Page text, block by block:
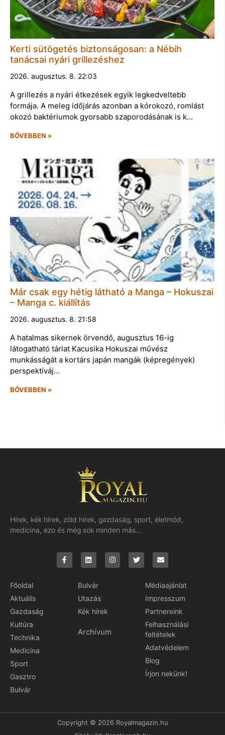
Kerti sütögetés biztonságosan: a Nébih
tanácsai nyári grillezéshez
2026. augusztus. 8. 22:03
A grillezés a nyári étkezések egyik legkedveltebb
formája. A meleg időjárás azonban a kórokozó, romlást
okozó baktériumok gyorsabb szaporodásának is k…
BŐVEBBEN »
Már csak egy hétig látható a Manga – Hokuszai
– Manga c. kiállítás
2026. augusztus. 8. 21:58
A hatalmas sikernek örvendő, augusztus 16-ig
látogatható tárlat Kacusika Hokuszai művész
munkásságát a kortárs japán mangák (képregények)
perspektíváj…
BŐVEBBEN »
Hírek, kék hírek, zöld hírek, gazdaság, sport, életmód,
medicina, ezo és még sok minden más…
Főoldal
Aktuális
Gazdaság
Kultúra
Technika
Medicina
Sport
Gasztro
Bulvár
Bulvár
Utazás
Kék hírek
Archívum
Médiaajánlat
Impresszum
Partnereink
Felhasználási
feltételek
Adatvédelem
Blog
Írjon nekünk!
Copyright © 2026 Royalmagazin.hu